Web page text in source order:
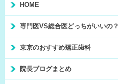
HOME
専門医VS総合医どっちがいいの？
東京のおすすめ矯正歯科
院長ブログまとめ